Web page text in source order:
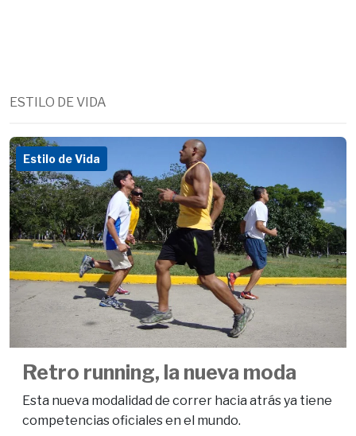
ESTILO DE VIDA
Estilo de Vida
Retro running, la nueva moda
Esta nueva modalidad de correr hacia atrás ya tiene
competencias oficiales en el mundo.